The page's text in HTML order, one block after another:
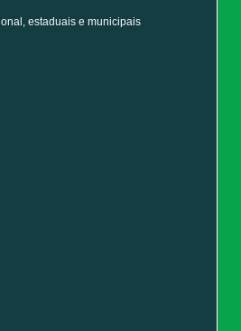
estaduais e municipais